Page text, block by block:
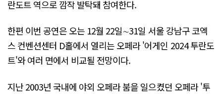
란도트 역으로 깜작 발탁돼 참여한다.
한편 이번 공연은 오는 12월 22일∼31일 서울 강남구 코엑
스 컨벤션센터 D홀에서 열리는 오페라 '어게인 2024 투란도
트'와 여러 면에서 비교될 전망이다.
지난 2003년 국내에 야외 오페라 붐을 일으켰던 오페라 '투